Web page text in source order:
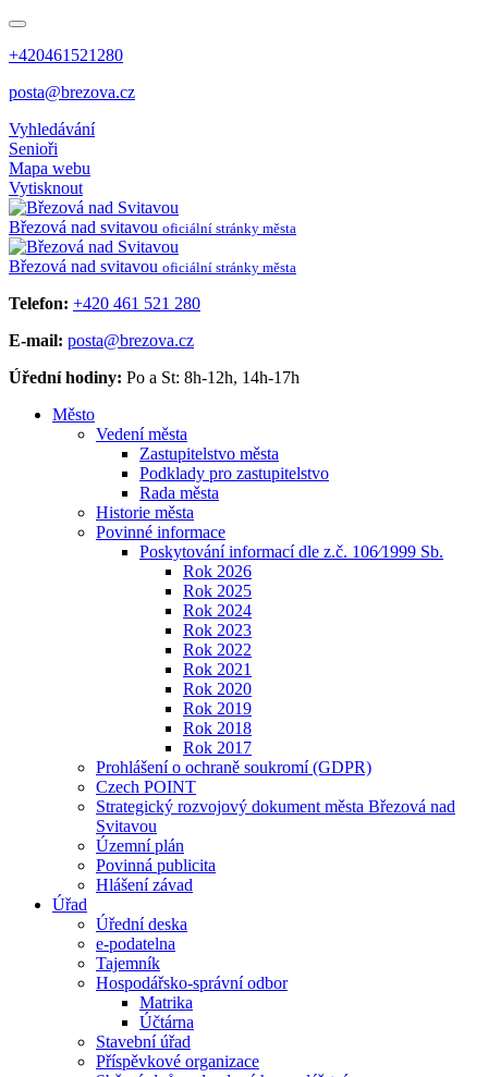
+420461521280
posta@brezova.cz
Vyhledávání
Senioři
Mapa webu
Vytisknout
Březová nad svitavou oficiální stránky města
Březová nad svitavou oficiální stránky města
Telefon: +420 461 521 280
E-mail: posta@brezova.cz
Úřední hodiny: Po a St: 8h-12h, 14h-17h
Město
Vedení města
Zastupitelstvo města
Podklady pro zastupitelstvo
Rada města
Historie města
Povinné informace
Poskytování informací dle z.č. 106⁄1999 Sb.
Rok 2026
Rok 2025
Rok 2024
Rok 2023
Rok 2022
Rok 2021
Rok 2020
Rok 2019
Rok 2018
Rok 2017
Prohlášení o ochraně soukromí (GDPR)
Czech POINT
Strategický rozvojový dokument města Březová nad
Svitavou
Územní plán
Povinná publicita
Hlášení závad
Úřad
Úřední deska
e-podatelna
Tajemník
Hospodářsko-správní odbor
Matrika
Účtárna
Stavební úřad
Příspěvkové organizace